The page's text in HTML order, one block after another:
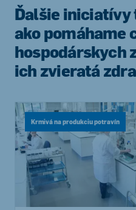
Ďalšie iniciatívy
ako pomáhame
hospodárskych
ich zvieratá
Krmivá na produkciu potravín